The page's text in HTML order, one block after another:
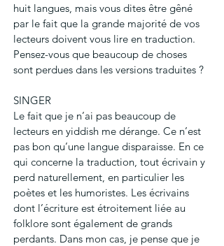
huit langues, mais vous dites être gêné
par le fait que la grande majorité de vos
lecteurs doivent vous lire en traduction.
Pensez-vous que beaucoup de choses
sont perdues dans les versions traduites ?
SINGER
Le fait que je n’ai pas beaucoup de
lecteurs en yiddish me dérange. Ce n’est
pas bon qu’une langue disparaisse. En ce
qui concerne la traduction, tout écrivain y
perd naturellement, en particulier les
poètes et les humoristes. Les écrivains
dont l’écriture est étroitement liée au
folklore sont également de grands
perdants. Dans mon cas, je pense que je